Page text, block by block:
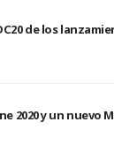
de los
2020 y un nuevo